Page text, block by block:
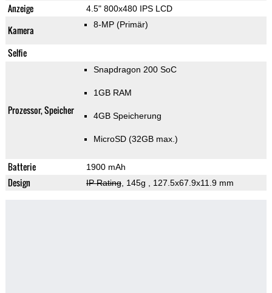
Anzeige 4.5" 800x480 IPS LCD
Kamera 8-MP (Primär)
Selfie
Prozessor, Speicher
Snapdragon 200 SoC
1GB RAM
4GB Speicherung
MicroSD (32GB max.)
Batterie 1900 mAh
Design IP Rating, 145g , 127.5x67.9x11.9 mm